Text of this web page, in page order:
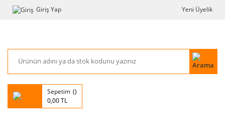
Giriş Yap Yeni Üyelik
Sepetim
0,00 TL